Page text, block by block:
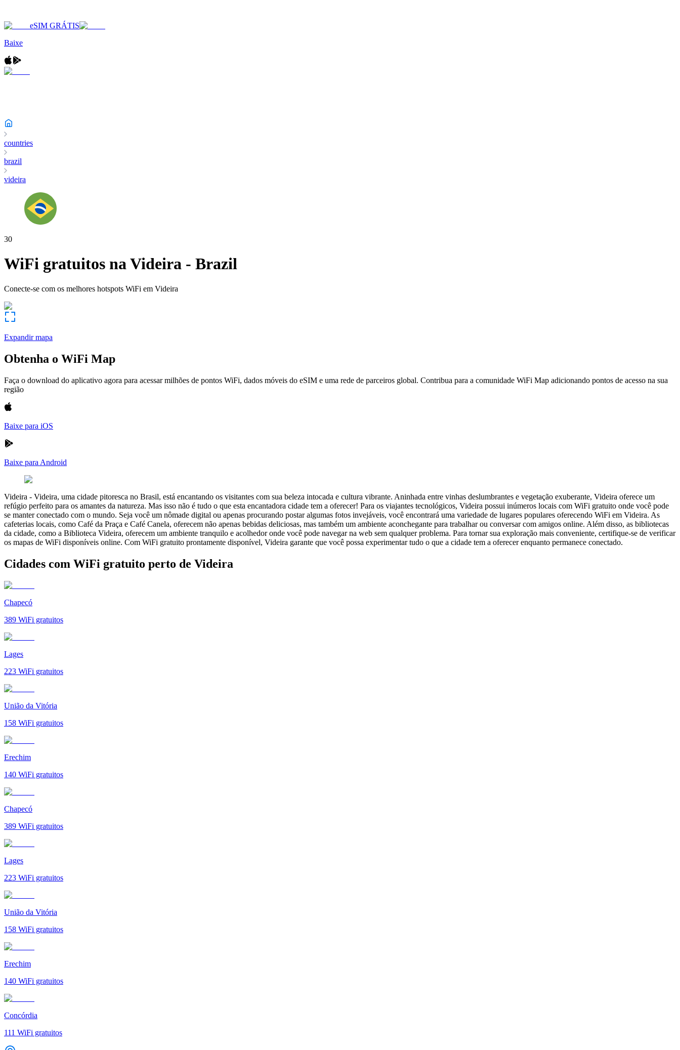
eSIM GRÁTIS
Baixe
countries
brazil
videira
30
WiFi gratuitos naVideira - Brazil
Conecte-se com os melhores hotspots WiFi em Videira
Expandir mapa
Obtenha o WiFi Map
Faça o download do aplicativo agora para acessar milhões de pontos WiFi, dados móveis do eSIM e uma rede de parceiros global. Contribua para a comunidade WiFi Map adicionando pontos de acesso na sua
região
Baixe para iOS
Baixe para Android
Videira - Videira, uma cidade pitoresca no Brasil, está encantando os visitantes com sua beleza intocada e cultura vibrante. Aninhada entre vinhas deslumbrantes e vegetação exuberante, Videira oferece um
refúgio perfeito para os amantes da natureza. Mas isso não é tudo o que esta encantadora cidade tem a oferecer! Para os viajantes tecnológicos, Videira possui inúmeros locais com WiFi gratuito onde você pode
se manter conectado com o mundo. Seja você um nômade digital ou apenas procurando postar algumas fotos invejáveis, você encontrará uma variedade de lugares populares oferecendo WiFi em Videira. As
cafeterias locais, como Café da Praça e Café Canela, oferecem não apenas bebidas deliciosas, mas também um ambiente aconchegante para trabalhar ou conversar com amigos online. Além disso, as bibliotecas
da cidade, como a Biblioteca Videira, oferecem um ambiente tranquilo e acolhedor onde você pode navegar na web sem qualquer problema. Para tornar sua exploração mais conveniente, certifique-se de verificar
os mapas de WiFi disponíveis online. Com WiFi gratuito prontamente disponível, Videira garante que você possa experimentar tudo o que a cidade tem a oferecer enquanto permanece conectado.
Cidades com WiFi gratuito perto de Videira
Chapecó
389 WiFi gratuitos
Lages
223 WiFi gratuitos
União da Vitória
158 WiFi gratuitos
Erechim
140 WiFi gratuitos
Chapecó
389 WiFi gratuitos
Lages
223 WiFi gratuitos
União da Vitória
158 WiFi gratuitos
Erechim
140 WiFi gratuitos
Concórdia
111 WiFi gratuitos